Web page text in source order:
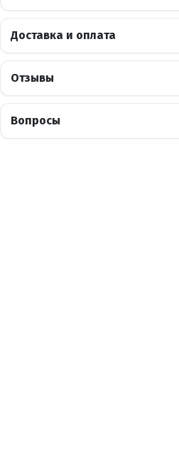
Доставка и оплата
Отзывы
Вопросы